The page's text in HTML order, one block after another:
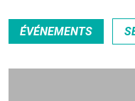
ÉVÉNEMENTS